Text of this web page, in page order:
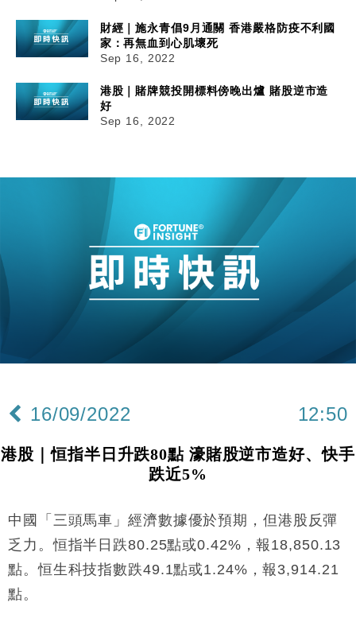
財經｜施永青倡9月通關 香港嚴格防疫不利國
家：再無血到心肌壞死
Sep 16, 2022
港股｜賭牌競投開標料傍晚出爐 賭股逆市造
好
Sep 16, 2022
16/09/2022 12:50
港股｜恒指半日升跌80點 濠賭股逆市造好、快手
跌近5%
中國「三頭馬車」經濟數據優於預期，但港股反彈
乏力。恒指半日跌80.25點或0.42%，報18,850.13
點。恒生科技指數跌49.1點或1.24%，報3,914.21
點。